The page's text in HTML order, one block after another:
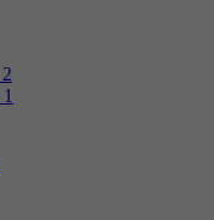
2
1